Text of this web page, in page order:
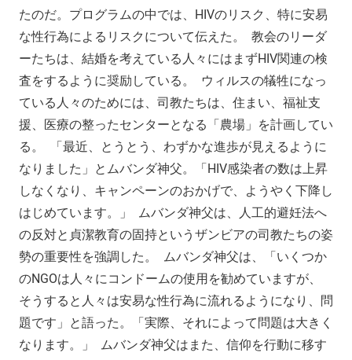
たのだ。プログラムの中では、HIVのリスク、特に安易
な性行為によるリスクについて伝えた。 教会のリーダ
ーたちは、結婚を考えている人々にはまずHIV関連の検
査をするように奨励している。 ウィルスの犠牲になっ
ている人々のためには、司教たちは、住まい、福祉支
援、医療の整ったセンターとなる「農場」を計画してい
る。 「最近、とうとう、わずかな進歩が見えるように
なりました」とムバンダ神父。「HIV感染者の数は上昇
しなくなり、キャンペーンのおかげで、ようやく下降し
はじめています。」 ムバンダ神父は、人工的避妊法へ
の反対と貞潔教育の固持というザンビアの司教たちの姿
勢の重要性を強調した。 ムバンダ神父は、「いくつか
のNGOは人々にコンドームの使用を勧めていますが、
そうすると人々は安易な性行為に流れるようになり、問
題です」と語った。「実際、それによって問題は大きく
なります。」 ムバンダ神父はまた、信仰を行動に移す